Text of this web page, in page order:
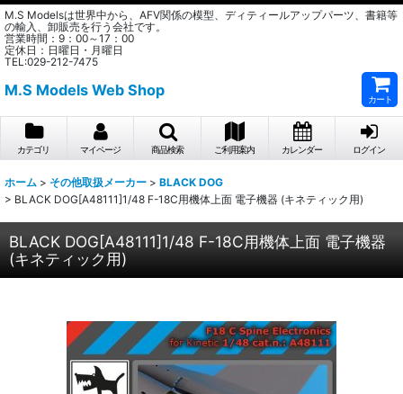
M.S Modelsは世界中から、AFV関係の模型、ディティールアップパーツ、書籍等
の輸入、卸販売を行う会社です。
営業時間：9：00～17：00
定休日：日曜日・月曜日
TEL:029-212-7475
M.S Models Web Shop
カート
カテゴリ マイページ 商品検索 ご利用案内 カレンダー ログイン
ホーム > その他取扱メーカー > BLACK DOG
> BLACK DOG[A48111]1/48 F-18C用機体上面 電子機器 (キネティック用)
BLACK DOG[A48111]1/48 F-18C用機体上面 電子機器
(キネティック用)